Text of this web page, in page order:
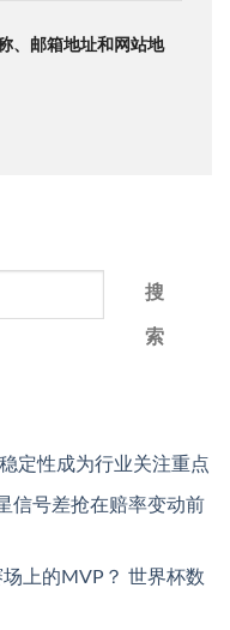
、邮箱地址和网站地
搜
索
定性成为行业关注重点
信号差抢在赔率变动前
上的MVP？ 世界杯数